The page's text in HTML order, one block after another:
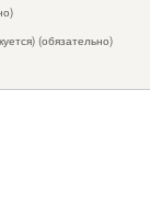
(обязательно)